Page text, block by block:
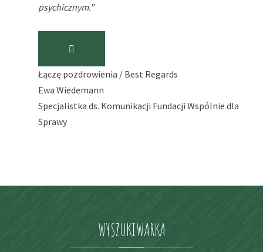
psychicznym.”

Łączę pozdrowienia / Best Regards
Ewa Wiedemann
Specjalistka ds. Komunikacji Fundacji Wspólnie dla
Sprawy
WYSZUKIWARKA